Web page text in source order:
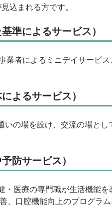
込まれる方です。
準によるサービス）
事業者によるミニデイサービ
よるサービス）
の場を設け、交流の場とし
防サービス）
医療の専門職が生活機能を
、口腔機能向上のプログラム